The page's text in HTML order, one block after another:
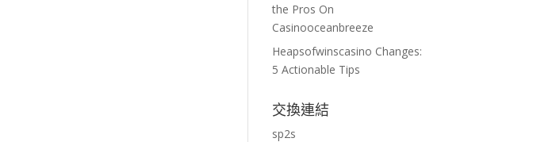
the Pros On
Casinooceanbreeze
Heapsofwinscasino Changes:
5 Actionable Tips
交換連結
sp2s